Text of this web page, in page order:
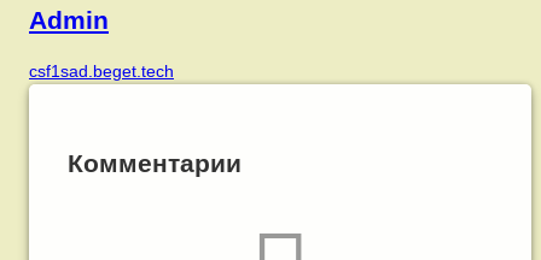
Admin
csf1sad.beget.tech
Комментарии